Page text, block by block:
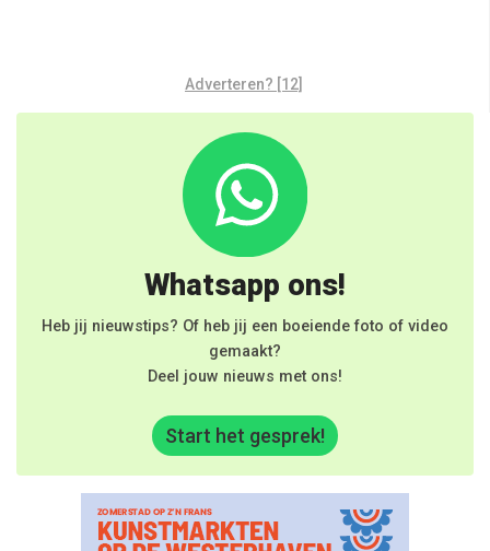
Adverteren? [12]
Whatsapp ons!
Heb jij nieuwstips? Of heb jij een boeiende foto of video
gemaakt?
Deel jouw nieuws met ons!
Start het gesprek!